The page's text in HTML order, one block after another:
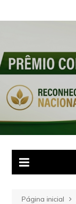
para
Página inicial